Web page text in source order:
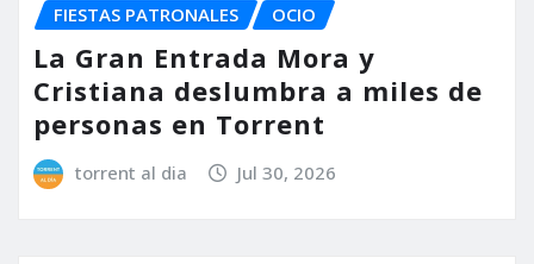
FIESTAS PATRONALES
OCIO
La Gran Entrada Mora y
Cristiana deslumbra a miles de
personas en Torrent
torrent al dia Jul 30, 2026